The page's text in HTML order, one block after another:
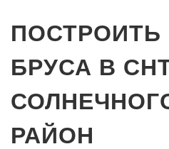
БРУСА В
РАЙОН